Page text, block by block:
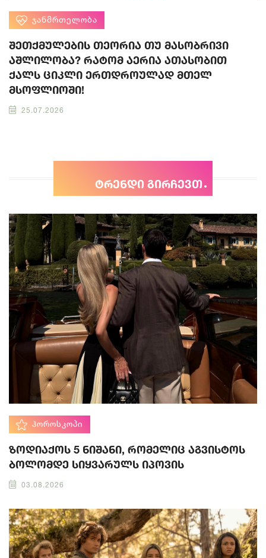
ᲯᲐᲜᲛᲠᲗᲔᲚᲝᲑᲐ
შეთქმულების თეორია თუ მასობრივი
აშლილობა? რატომ აერია ათასობით
ქალს ციკლი ერთდროულად მთელ
მსოფლიოში!
25.07.2026
ტრენდი გირჩევთ
ᲰᲝᲠᲝᲡᲙᲝᲞᲘ
ზოდიაქოს 5 ნიშანი, რომელიც აგვისტოს
ბოლომდე სიყვარულს იპოვის
03.08.2026